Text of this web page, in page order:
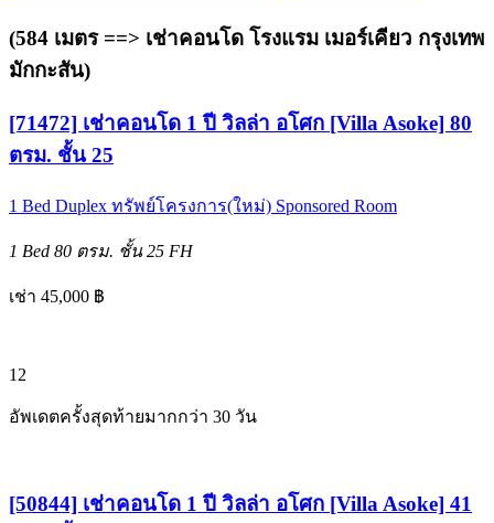
(584 เมตร ==> เช่าคอนโด โรงแรม เมอร์เคียว กรุงเทพ
มักกะสัน)
[71472] เช่าคอนโด 1 ปี วิลล่า อโศก [Villa Asoke] 80
ตรม. ชั้น 25
1 Bed Duplex ทรัพย์โครงการ(ใหม่) Sponsored Room
1 Bed 80 ตรม. ชั้น 25 FH
เช่า 45,000 ฿
12
อัพเดตครั้งสุดท้ายมากกว่า 30 วัน
[50844] เช่าคอนโด 1 ปี วิลล่า อโศก [Villa Asoke] 41